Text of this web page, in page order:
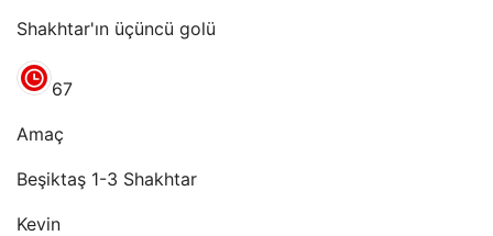
Shakhtar'ın üçüncü golü
67
Amaç
Beşiktaş 1-3 Shakhtar
Kevin